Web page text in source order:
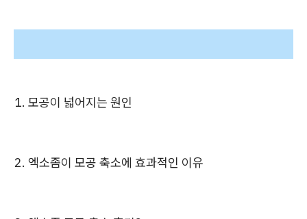
1. 모공이 넓어지는 원인
2. 엑소좀이 모공 축소에 효과적인 이유